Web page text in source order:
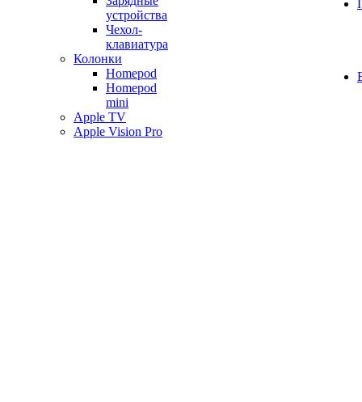
устройства
Чехол-
клавиатура
Колонки
Homepod
Homepod
mini
Apple TV
Apple Vision Pro